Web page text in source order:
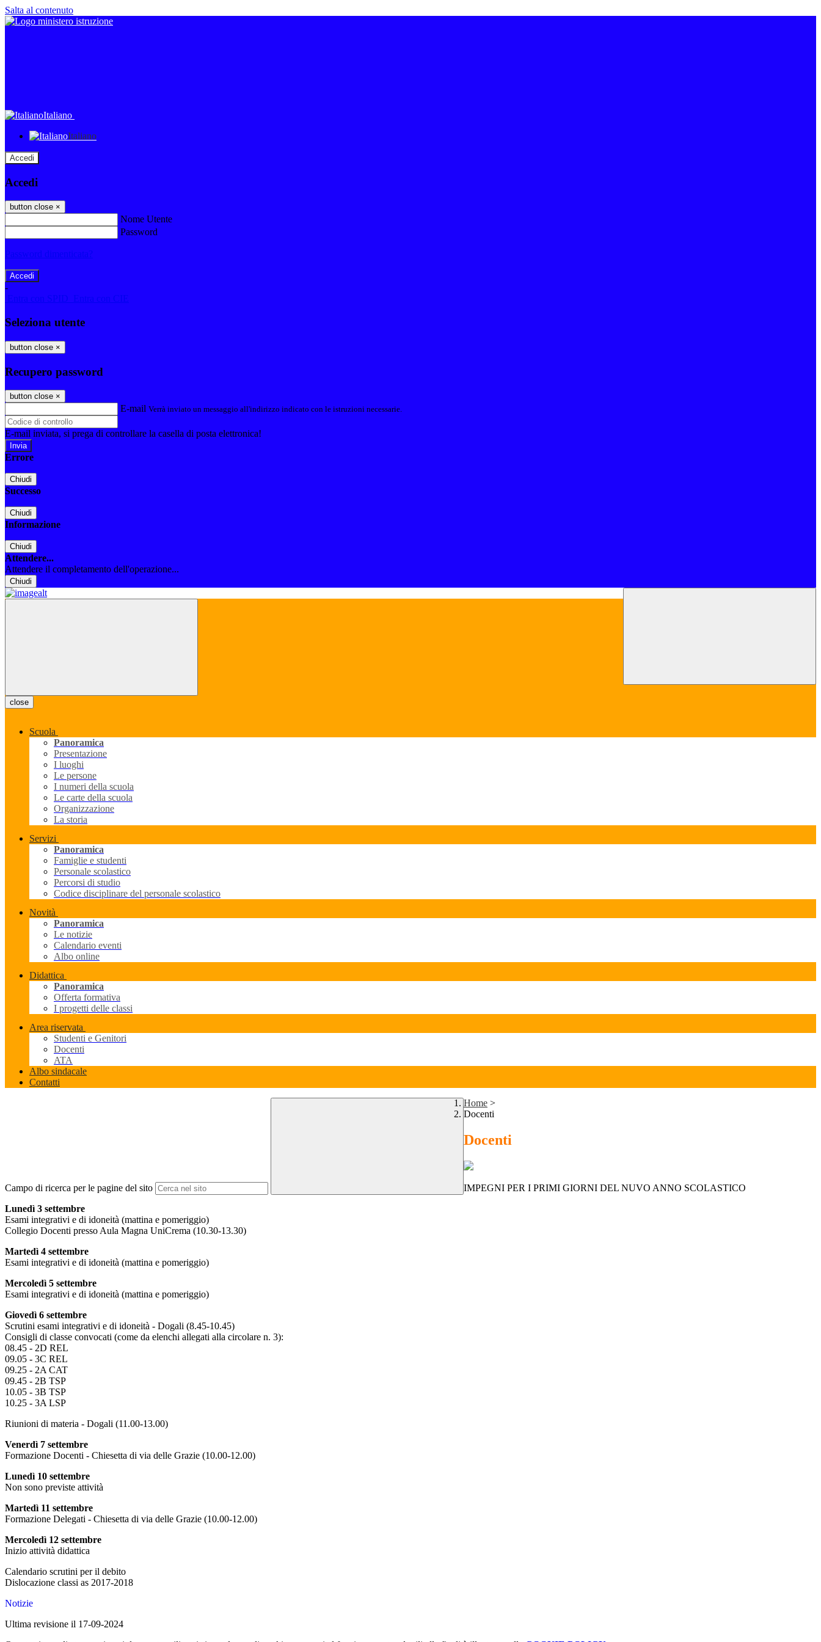
Salta al contenuto
Italiano
Italiano
Accedi
Accedi
button close ×
Nome Utente
Password
Password dimenticata?
-
Entra con SPID
Entra con CIE
Seleziona utente
button close ×
Recupero password
button close ×
E-mail Verrà inviato un messaggio all'indirizzo indicato con le istruzioni necessarie.
E-mail inviata, si prega di controllare la casella di posta elettronica!
Errore
Chiudi
Successo
Chiudi
Informazione
Chiudi
Attendere...
Attendere il completamento dell'operazione...
Chiudi
close
Scuola
Panoramica
Presentazione
I luoghi
Le persone
I numeri della scuola
Le carte della scuola
Organizzazione
La storia
Servizi
Panoramica
Famiglie e studenti
Personale scolastico
Percorsi di studio
Codice disciplinare del personale scolastico
Novità
Panoramica
Le notizie
Calendario eventi
Albo online
Didattica
Panoramica
Offerta formativa
I progetti delle classi
Area riservata
Studenti e Genitori
Docenti
ATA
Albo sindacale
Contatti
Campo di ricerca per le pagine del sito
Home >
Docenti
Docenti
IMPEGNI PER I PRIMI GIORNI DEL NUVO ANNO SCOLASTICO
Lunedì 3 settembre
Esami integrativi e di idoneità (mattina e pomeriggio)
Collegio Docenti presso Aula Magna UniCrema (10.30-13.30)
Martedì 4 settembre
Esami integrativi e di idoneità (mattina e pomeriggio)
Mercoledì 5 settembre
Esami integrativi e di idoneità (mattina e pomeriggio)
Giovedì 6 settembre
Scrutini esami integrativi e di idoneità - Dogali (8.45-10.45)
Consigli di classe convocati (come da elenchi allegati alla circolare n. 3):
08.45 - 2D REL
09.05 - 3C REL
09.25 - 2A CAT
09.45 - 2B TSP
10.05 - 3B TSP
10.25 - 3A LSP
Riunioni di materia - Dogali (11.00-13.00)
Venerdì 7 settembre
Formazione Docenti - Chiesetta di via delle Grazie (10.00-12.00)
Lunedì 10 settembre
Non sono previste attività
Martedì 11 settembre
Formazione Delegati - Chiesetta di via delle Grazie (10.00-12.00)
Mercoledì 12 settembre
Inizio attività didattica
Calendario scrutini per il debito
Dislocazione classi as 2017-2018
Notizie
Ultima revisione il 17-09-2024